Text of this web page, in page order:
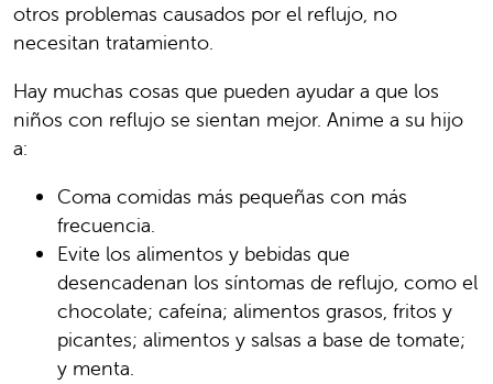
otros problemas causados por el reflujo, no
necesitan tratamiento.
Hay muchas cosas que pueden ayudar a que los
niños con reflujo se sientan mejor. Anime a su hijo
a:
Coma comidas más pequeñas con más
frecuencia.
Evite los alimentos y bebidas que
desencadenan los síntomas de reflujo, como el
chocolate; cafeína; alimentos grasos, fritos y
picantes; alimentos y salsas a base de tomate;
y menta.